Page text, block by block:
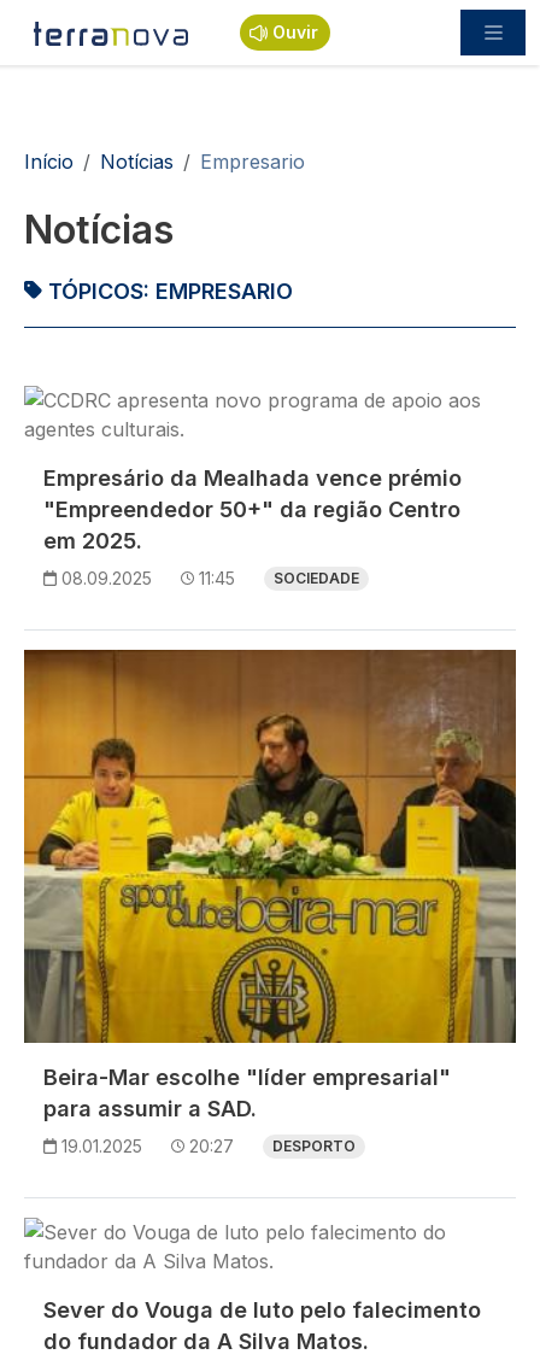
Passar para o conteúdo principal
Ouvir
Navegação estrutural
Início Notícias Empresario
Notícias
TÓPICOS: EMPRESARIO
Imagem
Empresário da Mealhada vence prémio
"Empreendedor 50+" da região Centro
em 2025.
08.09.2025 11:45 SOCIEDADE
Imagem
Beira-Mar escolhe "líder empresarial"
para assumir a SAD.
19.01.2025 20:27 DESPORTO
Imagem
Sever do Vouga de luto pelo falecimento
do fundador da A Silva Matos.